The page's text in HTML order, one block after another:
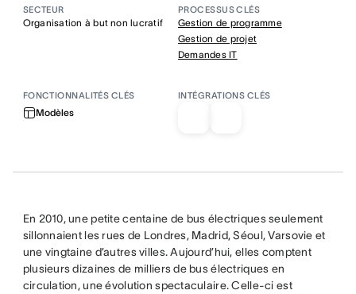
SECTEUR
Organisation à but non lucratif
PROCESSUS CLÉS
Gestion de programme
Gestion de projet
Demandes IT
FONCTIONNALITÉS CLÉS
Modèles
INTÉGRATIONS CLÉS
En 2010, une petite centaine de bus électriques seulement
sillonnaient les rues de Londres, Madrid, Séoul, Varsovie et
une vingtaine d’autres villes. Aujourd’hui, elles comptent
plusieurs dizaines de milliers de bus électriques en
circulation, une évolution spectaculaire. Celle-ci est